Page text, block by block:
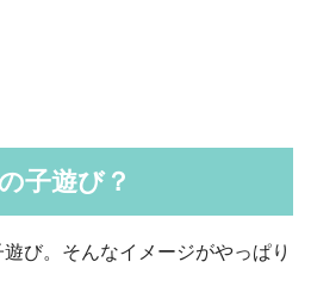
子遊び？
び。そんなイメージがやっぱり